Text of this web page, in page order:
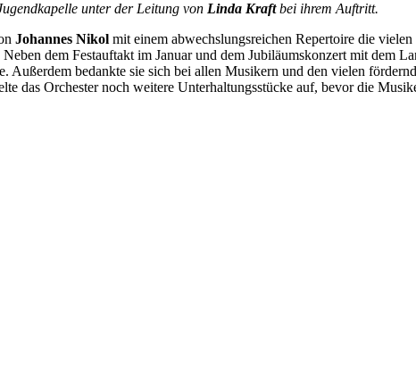
unter der Leitung von Linda Kraftbei ihrem Auftritt.
Johannes Nikol mit einem abwechslungsreichen Repertoire die
dem Festauftakt im Januar und dem Jubiläumskonzert mit dem
Außerdem bedankte sie sich bei allen Musikern und den vielen
das Orchester noch weitere Unterhaltungsstücke auf, bevor die